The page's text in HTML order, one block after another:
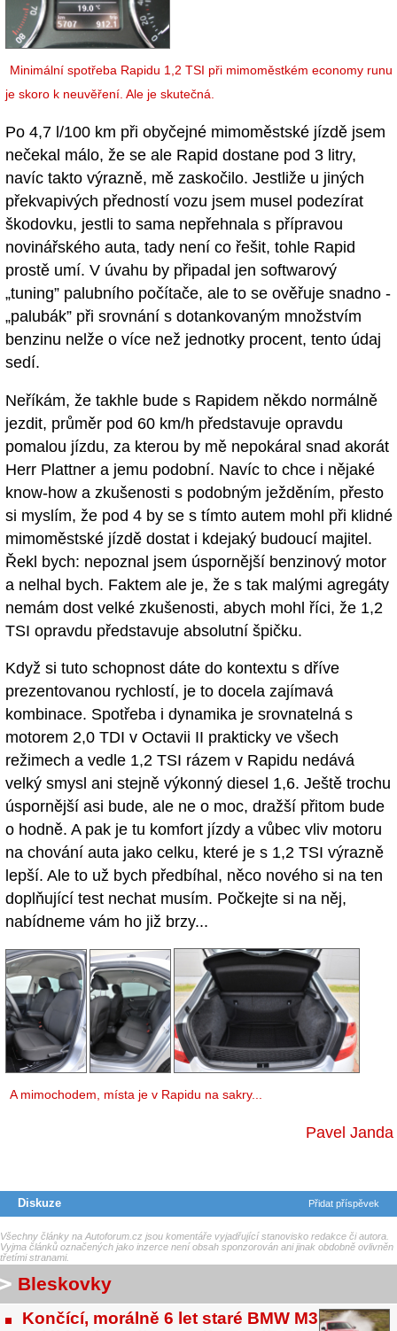
Minimální spotřeba Rapidu 1,2 TSI při mimoměstkém economy runu
je skoro k neuvěření. Ale je skutečná.
Po 4,7 l/100 km při obyčejné mimoměstské jízdě jsem
nečekal málo, že se ale Rapid dostane pod 3 litry,
navíc takto výrazně, mě zaskočilo. Jestliže u jiných
překvapivých předností vozu jsem musel podezírat
škodovku, jestli to sama nepřehnala s přípravou
novinářského auta, tady není co řešit, tohle Rapid
prostě umí. V úvahu by připadal jen softwarový
„tuning” palubního počítače, ale to se ověřuje snadno -
„palubák” při srovnání s dotankovaným množstvím
benzinu nelže o více než jednotky procent, tento údaj
sedí.
Neříkám, že takhle bude s Rapidem někdo normálně
jezdit, průměr pod 60 km/h představuje opravdu
pomalou jízdu, za kterou by mě nepokáral snad akorát
Herr Plattner a jemu podobní. Navíc to chce i nějaké
know-how a zkušenosti s podobným ježděním, přesto
si myslím, že pod 4 by se s tímto autem mohl při klidné
mimoměstské jízdě dostat i kdejaký budoucí majitel.
Řekl bych: nepoznal jsem úspornější benzinový motor
a nelhal bych. Faktem ale je, že s tak malými agregáty
nemám dost velké zkušenosti, abych mohl říci, že 1,2
TSI opravdu představuje absolutní špičku.
Když si tuto schopnost dáte do kontextu s dříve
prezentovanou rychlostí, je to docela zajímavá
kombinace. Spotřeba i dynamika je srovnatelná s
motorem 2,0 TDI v Octavii II prakticky ve všech
režimech a vedle 1,2 TSI rázem v Rapidu nedává
velký smysl ani stejně výkonný diesel 1,6. Ještě trochu
úspornější asi bude, ale ne o moc, dražší přitom bude
o hodně. A pak je tu komfort jízdy a vůbec vliv motoru
na chování auta jako celku, které je s 1,2 TSI výrazně
lepší. Ale to už bych předbíhal, něco nového si na ten
doplňující test nechat musím. Počkejte si na něj,
nabídneme vám ho již brzy...
A mimochodem, místa je v Rapidu na sakry...
Pavel Janda
Diskuze Přidat příspěvek
Všechny články na Autoforum.cz jsou komentáře vyjadřující stanovisko redakce či autora.
Vyjma článků označených jako inzerce není obsah sponzorován ani jinak obdobně ovlivněn
třetími stranami.
Bleskovky
Končící, morálně 6 let staré BMW M3